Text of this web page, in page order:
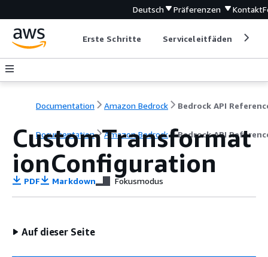
Deutsch Präferenzen Kontakt
Erste Schritte Serviceleitfäden
Documentation Amazon Bedrock Bedrock API
Documentation Amazon Bedrock Bedrock API
CustomTransformat
ionConfiguration
PDF Markdown Fokusmodus
Auf dieser Seite